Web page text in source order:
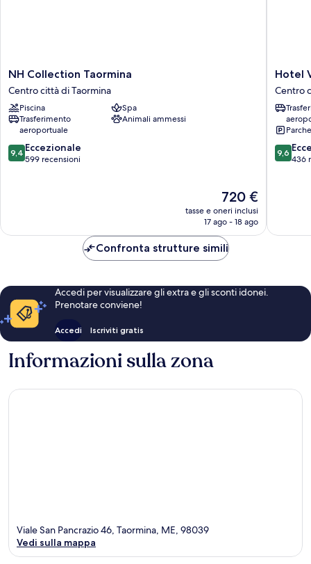
NH
Collection
Taormina
Centro
città
Taormina
NH Collection Taormina
Centro città di Taormina
Piscina
Spa
Trasferimento
aeroportuale
Animali ammessi
9.4
su
9,4 Eccezionale
599 recensioni
Il
prezzo
attuale
720 €
720 €
tasse e oneri inclusi
17 ago - 18 ago
Hotel
Villa
Paradiso
Centro
città
di
Hotel
Centro
9.6
su
9,6
436
Confronta strutture simili
Accedi per visualizzare gli extra e gli sconti idonei.
Prenotare conviene!
Accedi Iscriviti gratis
Informazioni sulla zona
Viale San Pancrazio 46, Taormina, ME, 98039
Vedi sulla mappa